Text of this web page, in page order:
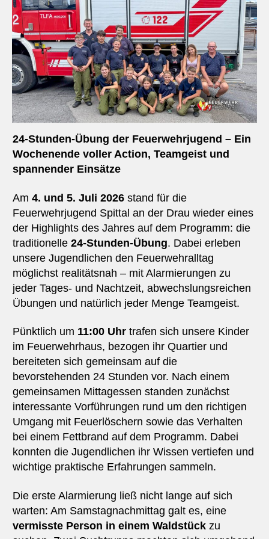
24-Stunden-Übung der Feuerwehrjugend – Ein
Wochenende voller Action, Teamgeist und
spannender Einsätze
Am 4. und 5. Juli 2026stand für die
Feuerwehrjugend Spittal an der Drau wieder eines
der Highlights des Jahres auf dem Programm: die
traditionelle 24-Stunden-Übung. Dabei erleben
unsere Jugendlichen den Feuerwehralltag
möglichst realitätsnah – mit Alarmierungen zu
jeder Tages- und Nachtzeit, abwechslungsreichen
Übungen und natürlich jeder Menge Teamgeist.
Pünktlich um 11:00 Uhrtrafen sich unsere Kinder
im Feuerwehrhaus, bezogen ihr Quartier und
bereiteten sich gemeinsam auf die
bevorstehenden 24 Stunden vor. Nach einem
gemeinsamen Mittagessen standen zunächst
interessante Vorführungen rund um den richtigen
Umgang mit Feuerlöschern sowie das Verhalten
bei einem Fettbrand auf dem Programm. Dabei
konnten die Jugendlichen ihr Wissen vertiefen und
wichtige praktische Erfahrungen sammeln.
Die erste Alarmierung ließ nicht lange auf sich
warten: Am Samstagnachmittag galt es, eine
vermisste Person in einem Waldstückzu